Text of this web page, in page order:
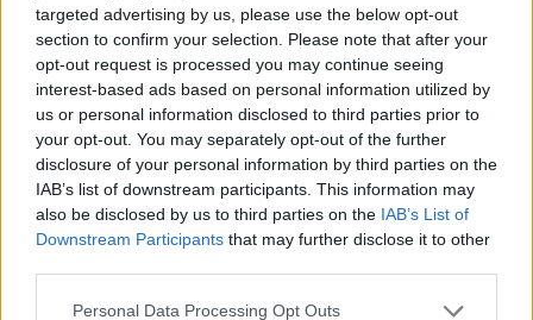
targeted advertising by us, please use the below opt-out
section to confirm your selection. Please note that after your
opt-out request is processed you may continue seeing
interest-based ads based on personal information utilized by
us or personal information disclosed to third parties prior to
your opt-out. You may separately opt-out of the further
disclosure of your personal information by third parties on the
IAB’s list of downstream participants. This information may
also be disclosed by us to third parties on the IAB’s List of
Downstream Participants that may further disclose it to other
Please note that this website/app uses one or more Google
Personal Data Processing Opt Outs
Hírek